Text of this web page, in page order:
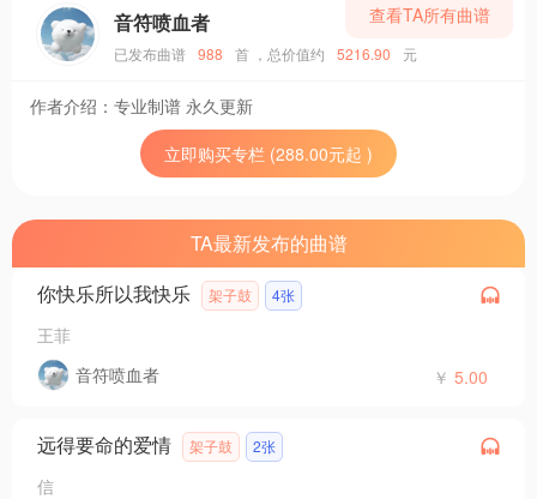
音符喷血者 查看TA所有曲谱
已发布曲谱 988 首 ，总价值约 5216.90 元
作者介绍： 专业制谱 永久更新
立即购买专栏 (288.00元起 )
TA最新发布的曲谱
你快乐所以我快乐
架子鼓 4张
王菲
音符喷血者
￥ 5.00
远得要命的爱情 架子鼓 2张
信